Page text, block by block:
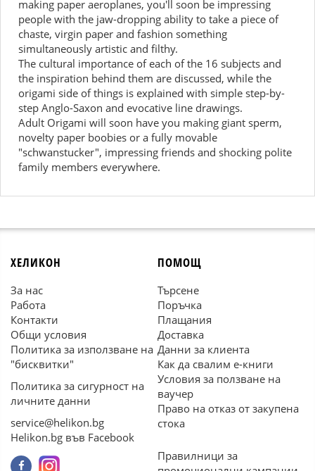
making paper aeroplanes, you'll soon be impressing
people with the jaw-dropping ability to take a piece of
chaste, virgin paper and fashion something
simultaneously artistic and filthy.
The cultural importance of each of the 16 subjects and
the inspiration behind them are discussed, while the
origami side of things is explained with simple step-by-
step Anglo-Saxon and evocative line drawings.
Adult Origami will soon have you making giant sperm,
novelty paper boobies or a fully movable
"schwanstucker", impressing friends and shocking polite
family members everywhere.
ХЕЛИКОН
За нас
Работа
Контакти
Общи условия
Политика за използване на
"бисквитки"
Политика за сигурност на
личните данни
service@helikon.bg
Helikon.bg във Facebook
ПОМОЩ
Търсене
Поръчка
Плащания
Доставка
Данни за клиента
Как да свалим е-книги
Условия за ползване на
ваучер
Право на отказ от закупена
стока
Правилници за